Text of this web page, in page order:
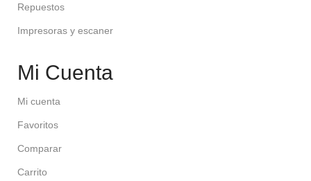
Repuestos
Impresoras y escaner
Mi Cuenta
Mi cuenta
Favoritos
Comparar
Carrito